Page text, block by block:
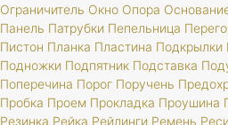
Ограничитель Окно Опора
Панель Патрубки Пепельница
Пистон Планка Пластина Подкрылки
Подножки Подпятник Подставка
Поперечина Порог Поручень
Пробка Проем Прокладка Проушина
Резинка Рейка Рейлинги Ремень